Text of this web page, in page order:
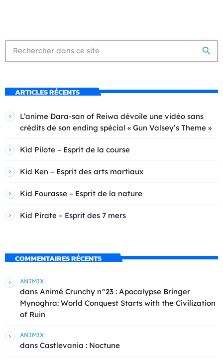
search
ARTICLES RÉCENTS
L’anime Dara-san of Reiwa dévoile une vidéo sans
crédits de son ending spécial « Gun Valsey’s Theme »
Kid Pilote – Esprit de la course
Kid Ken – Esprit des arts martiaux
Kid Fourasse – Esprit de la nature
Kid Pirate – Esprit des 7 mers
COMMENTAIRES RÉCENTS
ANIMIX
dans Animé Crunchy n°23 : Apocalypse Bringer
Mynoghra: World Conquest Starts with the Civilization
of Ruin
ANIMIX
dans Castlevania : Noctune